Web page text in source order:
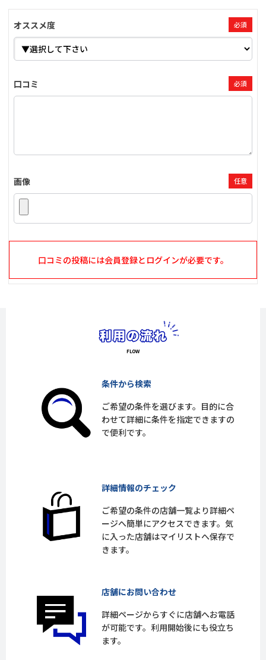
オススメ度 必須
口コミ 必須
画像 任意
口コミの投稿には会員登録とログインが必要です。
条件から検索
ご希望の条件を選びます。目的に合
わせて詳細に条件を指定できますの
で便利です。
詳細情報のチェック
ご希望の条件の店舗一覧より詳細ペ
ージへ簡単にアクセスできます。気
に入った店舗はマイリストへ保存で
きます。
店舗にお問い合わせ
詳細ページからすぐに店舗へお電話
が可能です。利用開始後にも役立ち
ます。